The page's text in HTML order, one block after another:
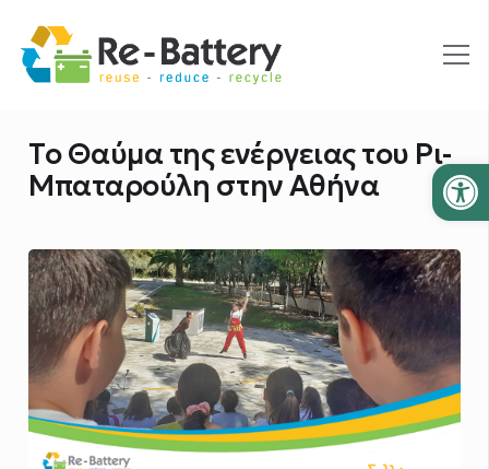
Το Θαύμα της ενέργειας του Ρι-
Μπαταρούλη στην Αθήνα